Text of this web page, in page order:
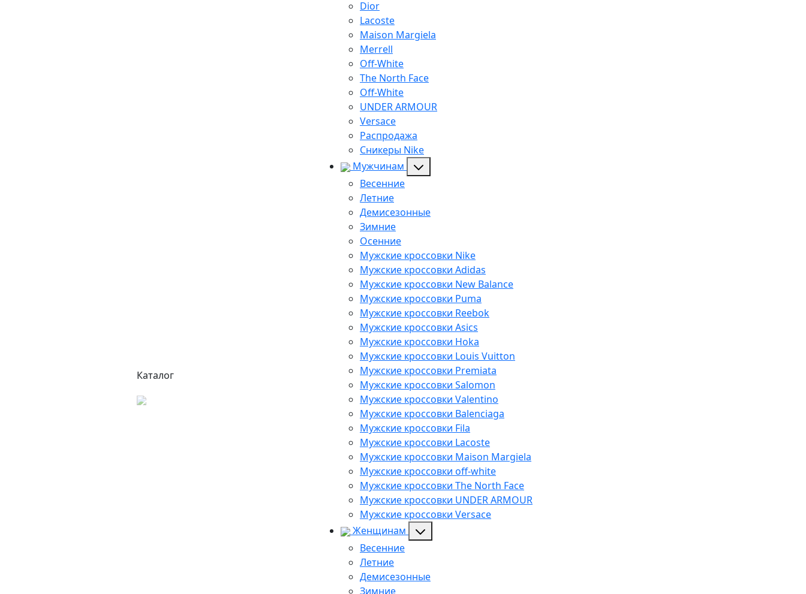
Каталог
Dior
Lacoste
Maison Margiela
Merrell
Off-White
The North Face
Off-White
UNDER ARMOUR
Versace
Распродажа
Сникеры Nike
Мужчинам
Весенние
Летние
Демисезонные
Зимние
Осенние
Мужские кроссовки Nike
Мужские кроссовки Adidas
Мужские кроссовки New Balance
Мужские кроссовки Puma
Мужские кроссовки Reebok
Мужские кроссовки Asics
Мужские кроссовки Hoka
Мужские кроссовки Louis Vuitton
Мужские кроссовки Premiata
Мужские кроссовки Salomon
Мужские кроссовки Valentino
Мужские кроссовки Balenciaga
Мужские кроссовки Fila
Мужские кроссовки Lacoste
Мужские кроссовки Maison Margiela
Мужские кроссовки off-white
Мужские кроссовки The North Face
Мужские кроссовки UNDER ARMOUR
Мужские кроссовки Versace
Женщинам
Весенние
Летние
Демисезонные
Зимние